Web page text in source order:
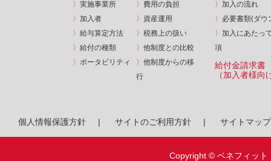
〉 実施事業所 〉 費用の負担
〉 加入者 〉 資産運用
〉 給与算定方法 〉 税務上の扱い
〉 給付の種類 〉 他制度との比較
〉 ポータビリティ 〉 他制度からの移
行
〉 加入の流れ
〉 必要書類(ダウ
〉 加入にあたっ
項
給付金請求書
（加入者様向
個人情報保護方針 サイトのご利用方針 サイトマップ
Copyright © ベネフィット